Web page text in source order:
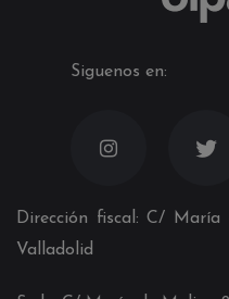
Siguenos en:
Dirección fiscal: C/ María
Valladolid